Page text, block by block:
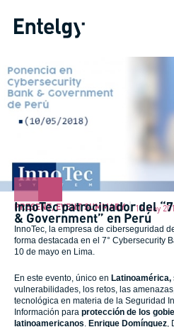
PRESENT,EVENT SUMMARY 16 May
InnoTec patrocinador del
& Government” en Perú
InnoTec, la empresa de ciberseguridad
forma destacada en el 7° Cybersecurity
10 de mayo en Lima.
En este evento, único en Latinoamérica,
vulnerabilidades, los retos, las
tecnológica en materia de la Seguridad
Información para protección de los
latinoamericanos. Enrique Domínguez,